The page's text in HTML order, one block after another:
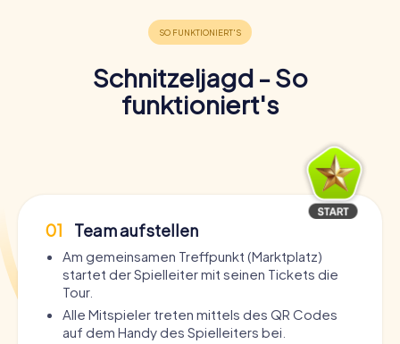
Schnitzeljagd - So
funktioniert's
01 Team aufstellen
Am gemeinsamen Treffpunkt (Marktplatz)
startet der Spielleiter mit seinen Tickets die
Tour.
Alle Mitspieler treten mittels des QR Codes
auf dem Handy des Spielleiters bei.